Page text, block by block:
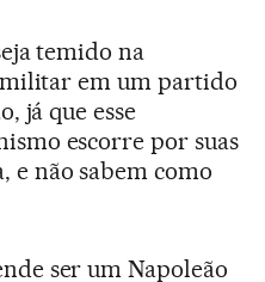
temido na
em um partido
já que esse
escorre por suas
e não sabem como
ser um Napoleão